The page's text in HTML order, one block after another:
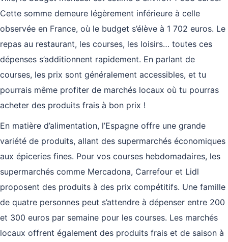
Cette somme demeure légèrement inférieure à celle
observée en France, où le budget s’élève à 1 702 euros. Le
repas au restaurant, les courses, les loisirs… toutes ces
dépenses s’additionnent rapidement. En parlant de
courses, les prix sont généralement accessibles, et tu
pourrais même profiter de marchés locaux où tu pourras
acheter des produits frais à bon prix !
En matière d’alimentation, l’Espagne offre une grande
variété de produits, allant des supermarchés économiques
aux épiceries fines. Pour vos courses hebdomadaires, les
supermarchés comme Mercadona, Carrefour et Lidl
proposent des produits à des prix compétitifs. Une famille
de quatre personnes peut s’attendre à dépenser entre 200
et 300 euros par semaine pour les courses. Les marchés
locaux offrent également des produits frais et de saison à